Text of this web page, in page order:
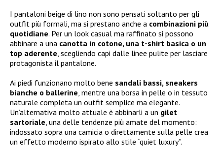
I pantaloni beige di lino non sono pensati soltanto per gli
outfit più formali, ma si prestano anche a combinazioni più
quotidiane. Per un look casual ma raffinato si possono
abbinare a una canotta in cotone, una t-shirt basica o un
top aderente, scegliendo capi dalle linee pulite per lasciare
protagonista il pantalone.
Ai piedi funzionano molto bene sandali bassi, sneakers
bianche o ballerine, mentre una borsa in pelle o in tessuto
naturale completa un outfit semplice ma elegante.
Un’alternativa molto attuale è abbinarli a un gilet
sartoriale, una delle tendenze più amate del momento:
indossato sopra una camicia o direttamente sulla pelle crea
un effetto moderno ispirato allo stile “quiet luxury”.